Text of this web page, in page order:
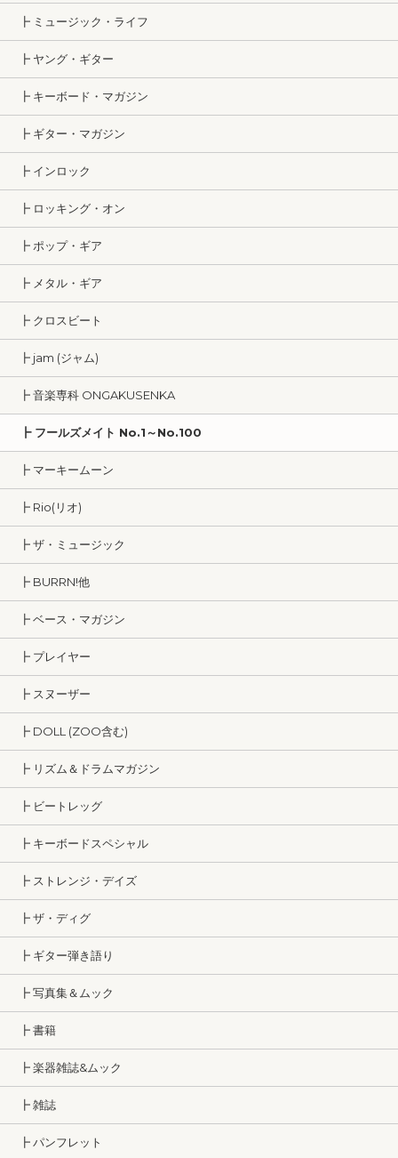
┣ ミュージック・ライフ
┣ ヤング・ギター
┣ キーボード・マガジン
┣ ギター・マガジン
┣ インロック
┣ ロッキング・オン
┣ ポップ・ギア
┣ メタル・ギア
┣ クロスビート
┣ jam (ジャム)
┣ 音楽専科 ONGAKUSENKA
┣ フールズメイト No.1～No.100
┣ マーキームーン
┣ Rio(リオ)
┣ ザ・ミュージック
┣ BURRN!他
┣ ベース・マガジン
┣ プレイヤー
┣ スヌーザー
┣ DOLL (ZOO含む)
┣ リズム＆ドラムマガジン
┣ ビートレッグ
┣ キーボードスペシャル
┣ ストレンジ・デイズ
┣ ザ・ディグ
┣ ギター弾き語り
┣ 写真集＆ムック
┣ 書籍
┣ 楽器雑誌&ムック
┣ 雑誌
┣ パンフレット